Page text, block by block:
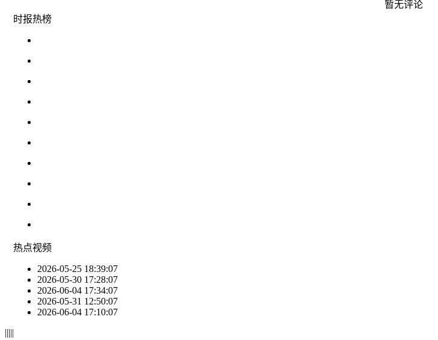
暂无评论
时报热榜
热点视频
2026-05-25 18:39:07
2026-05-30 17:28:07
2026-06-04 17:34:07
2026-05-31 12:50:07
2026-06-04 17:10:07
|||||